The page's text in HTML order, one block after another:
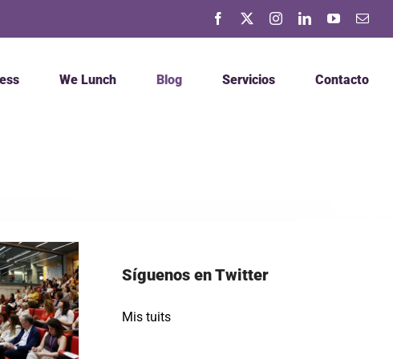
Facebook InstagramLinkedInYouTube
We Lunch Blog Servicios Contacto
Síguenos en Twitter
Mis tuits